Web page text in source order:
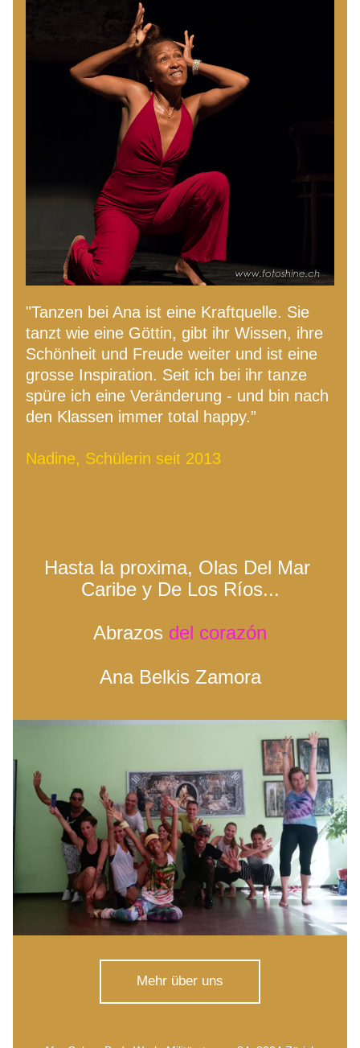
"Tanzen bei Ana ist eine Kraftquelle. Sie
tanzt wie eine Göttin, gibt ihr Wissen, ihre
Schönheit und Freude weiter und ist eine
grosse Inspiration. Seit ich bei ihr tanze
spüre ich eine Veränderung - und bin nach
den Klassen immer total happy.”​
Nadine, Schülerin seit 2013
Hasta la proxima, Olas Del Mar
Caribe y De Los Ríos...
Abrazos del corazón
Ana Belkis Zamora
Mehr über uns